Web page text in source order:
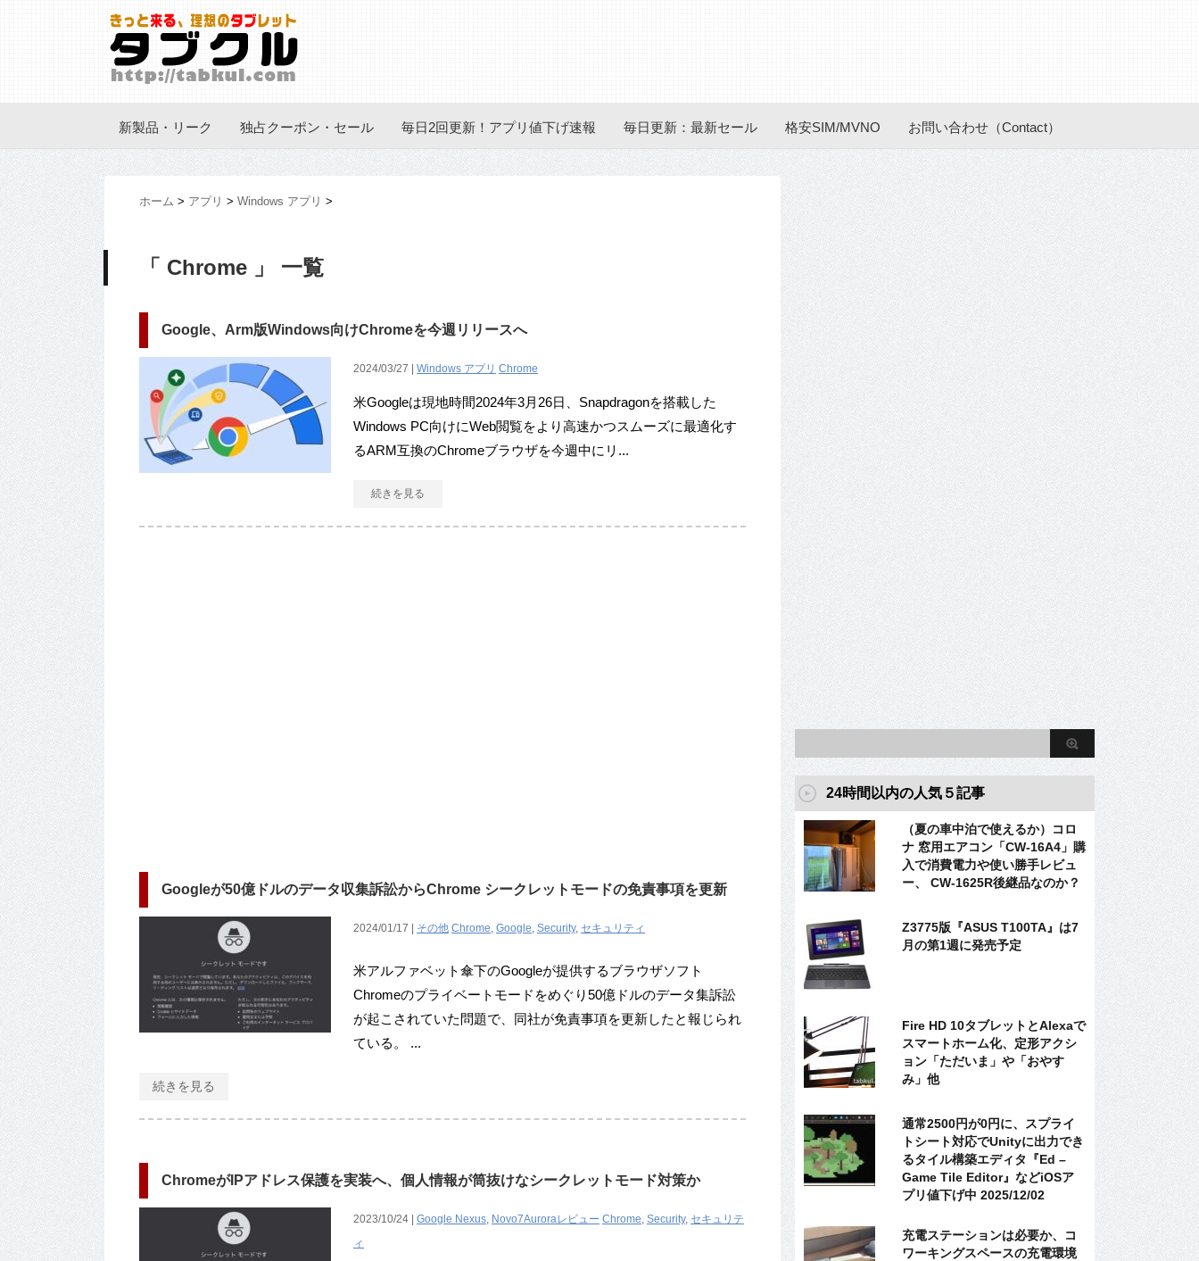
新製品・リーク 独占クーポン・セール 毎日2回更新！アプリ値下げ速報 毎日更新：最新セール 格安SIM/MVNO お問い合わせ（Contact）
ホーム > アプリ > Windows アプリ >
「 Chrome 」 一覧
Google、Arm版Windows向けChromeを今週リリースへ
2024/03/27 | Windows アプリ Chrome
米Googleは現地時間2024年3月26日、Snapdragonを搭載した
Windows PC向けにWeb閲覧をより高速かつスムーズに最適化す
るARM互換のChromeブラウザを今週中にリ...
続きを見る
Googleが50億ドルのデータ収集訴訟からChrome シークレットモードの免責事項を更新
2024/01/17 | その他 Chrome, Google, Security, セキュリティ
米アルファベット傘下のGoogleが提供するブラウザソフト
Chromeのプライベートモードをめぐり50億ドルのデータ集訴訟
が起こされていた問題で、同社が免責事項を更新したと報じられ
ている。 ...
続きを見る
ChromeがIPアドレス保護を実装へ、個人情報が筒抜けなシークレットモード対策か
2023/10/24 | Google Nexus, Novo7Auroraレビュー Chrome, Security, セキュリテ
ィ
24時間以内の人気５記事
（夏の車中泊で使えるか）コロ
ナ 窓用エアコン「CW-16A4」購
入で消費電力や使い勝手レビュ
ー、 CW-1625R後継品なのか？
Z3775版『ASUS T100TA』は7
月の第1週に発売予定
Fire HD 10タブレットとAlexaで
スマートホーム化、定形アクシ
ョン「ただいま」や「おやす
み」他
通常2500円が0円に、スプライ
トシート対応でUnityに出力でき
るタイル構築エディタ『Ed –
Game Tile Editor』などiOSア
プリ値下げ中 2025/12/02
充電ステーションは必要か、コ
ワーキングスペースの充電環境